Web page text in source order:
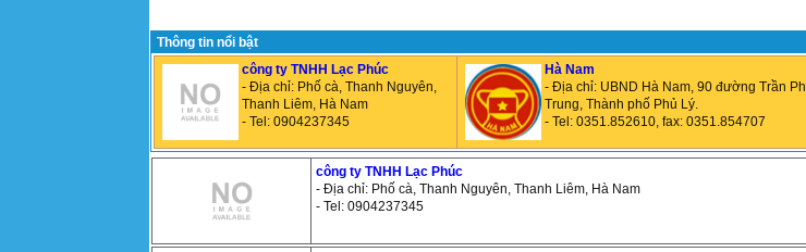
Thông tin nổi bật
công ty TNHH Lạc Phúc
- Địa chỉ: Phố cà, Thanh Nguyên,
Thanh Liêm, Hà Nam
- Tel: 0904237345
Hà Nam
- Địa chỉ: UBND Hà Nam, 90 đường Trần
Trung, Thành phố Phủ Lý.
- Tel: 0351.852610, fax: 0351.854707
công ty TNHH Lạc Phúc
- Địa chỉ: Phố cà, Thanh Nguyên, Thanh Liêm, Hà Nam
- Tel: 0904237345